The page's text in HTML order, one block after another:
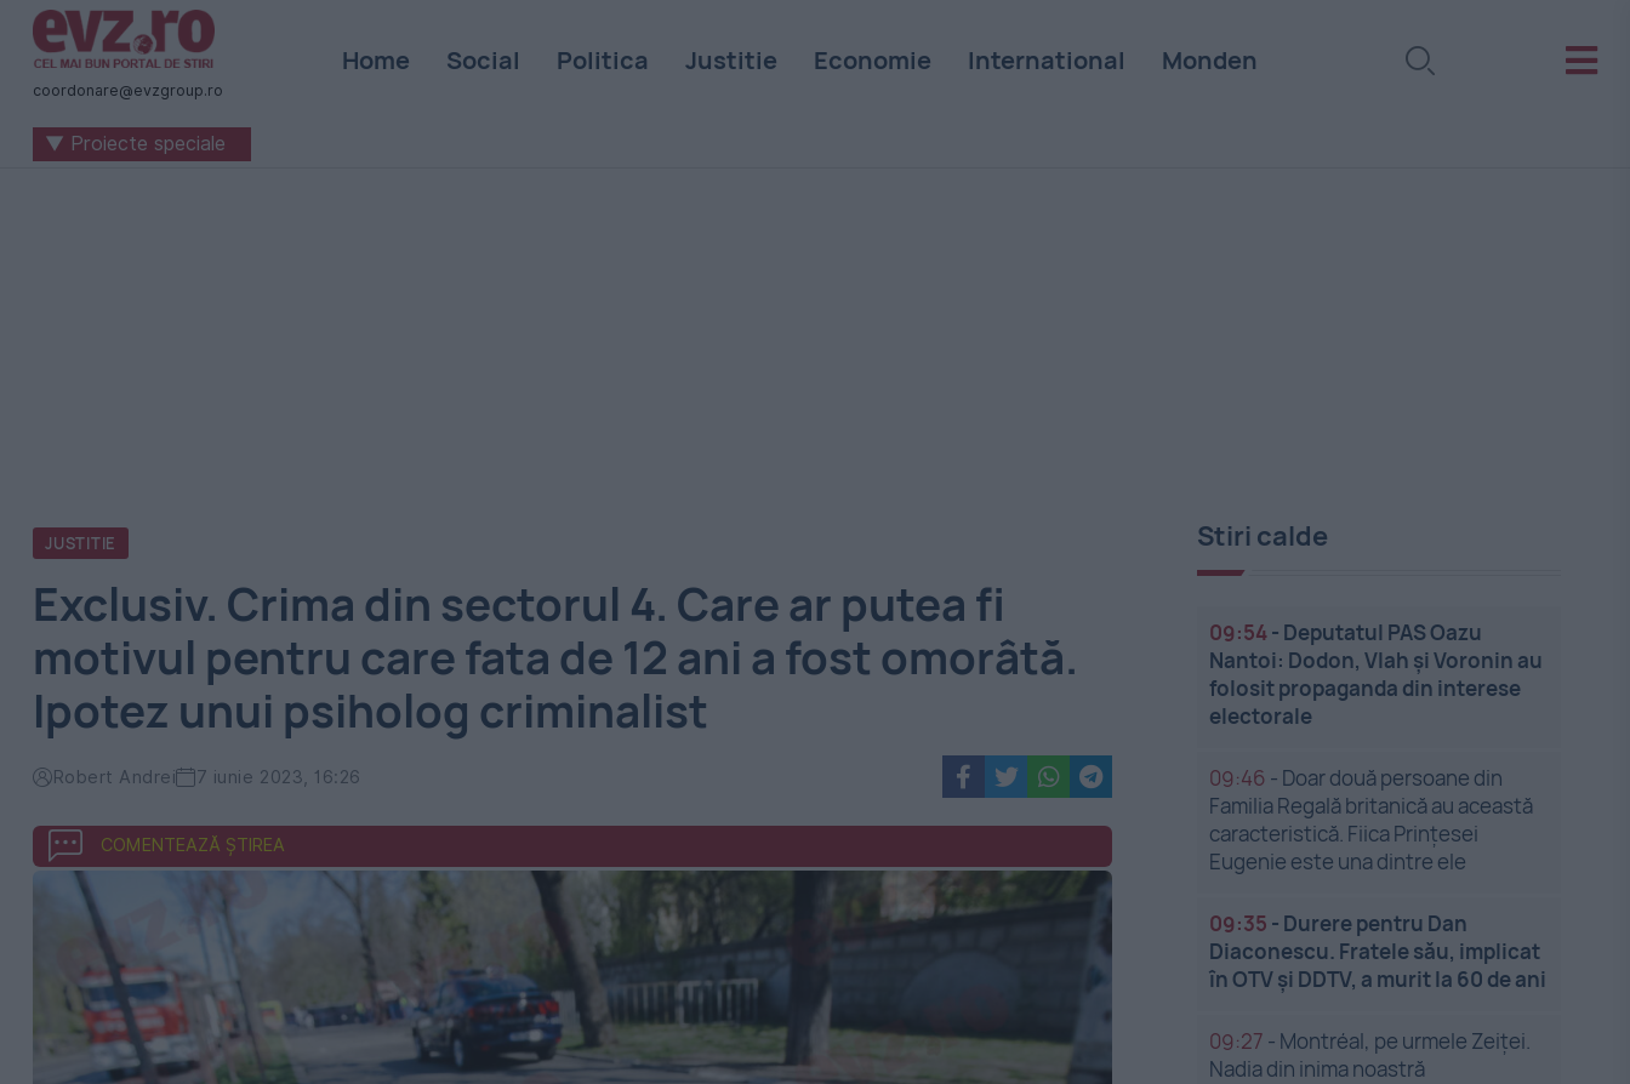
Știri
naționale
internaționale
coordonare@evzgroup.ro
Home Social Politica Justitie Economie International Monden
▼ Proiecte speciale
JUSTITIE
Exclusiv. Crima din sectorul 4. Care ar putea fi
motivul pentru care fata de 12 ani a fost omorâtă.
Ipotez unui psiholog criminalist
Robert Andrei 7 iunie 2023, 16:26
COMENTEAZĂ ȘTIREA
Stiri calde
09:54- Deputatul PAS Oazu
Nantoi: Dodon, Vlah și Voronin au
folosit propaganda din interese
electorale
09:46 - Doar două persoane din
Familia Regală britanică au această
caracteristică. Fiica Prințesei
Eugenie este una dintre ele
09:35 - Durere pentru Dan
Diaconescu. Fratele său, implicat
în OTV și DDTV, a murit la 60 de ani
09:27 - Montréal, pe urmele Zeiței.
Nadia din inima noastră